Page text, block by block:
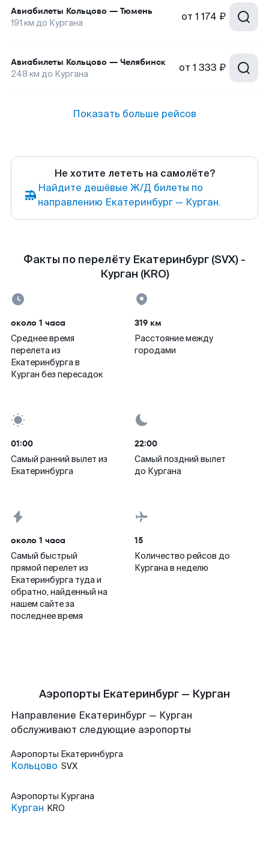
Авиабилеты Кольцово — Тюмень
191 км до Кургана от 1 174 ₽
Авиабилеты Кольцово — Челябинск
248 км до Кургана от 1 333 ₽
Показать больше рейсов
Не хотите лететь на самолёте?
Найдите дешёвые Ж/Д билеты по
направлению Екатеринбург — Курган.
Факты по перелёту Екатеринбург (SVX) -
Курган (KRO)
около 1 часа
Среднее время
перелета из
Екатеринбурга в
Курган без пересадок
319 км
Расстояние между
городами
01:00
Самый ранний вылет из
Екатеринбурга
22:00
Самый поздний вылет
до Кургана
около 1 часа
Самый быстрый
прямой перелет из
Екатеринбурга туда и
обратно, найденный на
нашем сайте за
последнее время
15
Количество рейсов до
Кургана в неделю
Аэропорты Екатеринбург — Курган
Направление Екатеринбург — Курган
обслуживают следующие аэропорты
Аэропорты Екатеринбурга
Кольцово SVX
Аэропорты Кургана
Курган KRO